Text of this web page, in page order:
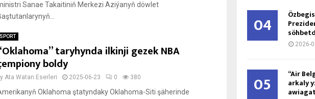
Sanae Takaitiniň Merkezi Aziýanyň döwlet
SPORT
taryhynda ilkinji gezek NBA
boldy
Ata Watan Eserleri 2025-06-23 0 380
Oklahoma ştatyndaky Oklahoma-Siti şäherinde
04
2026-
05 “Air
arkaly